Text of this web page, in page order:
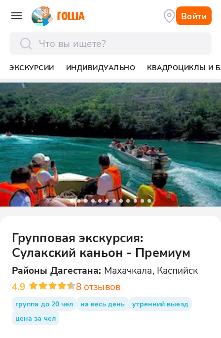
Войти
ЭКСКУРСИИ ИНДИВИДУАЛЬНО КВАДРОЦИКЛЫ И
Групповая экскурсия:
Сулакский каньон - Премиум
Районы Дагестана: Махачкала, Каспийск
4.9
8 отзывов
группа до 20 чел на весь день
утренний выезд
цена за чел